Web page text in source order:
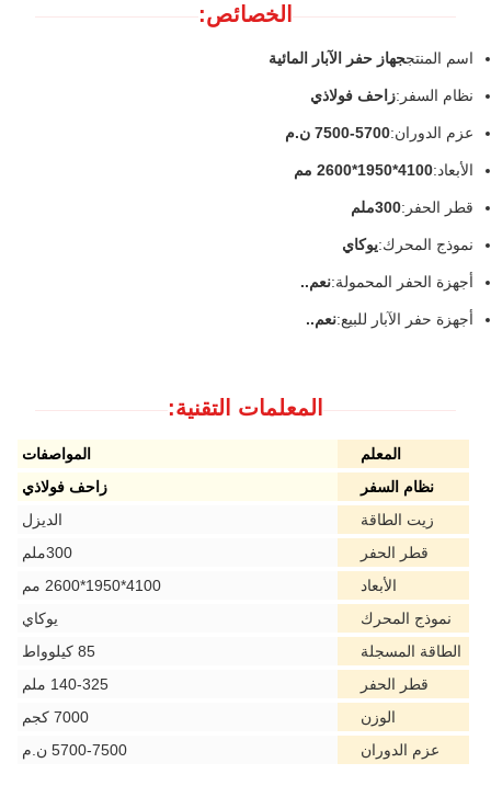
الخصائص:
اسم المنتججهاز حفر الآبار المائية
نظام السفر: زاحف فولاذي
عزم الدوران:5700-7500 ن.م
الأبعاد:4100*1950*2600 مم
قطر الحفر: 300ملم
نموذج المحرك:يوكاي
أجهزة الحفر المحمولة:نعم..
أجهزة حفر الآبار للبيع:نعم..
المعلمات التقنية:
المعلم
المواصفات
نظام السفر
زاحف فولاذي
زيت الطاقة
الديزل
قطر الحفر
300ملم
الأبعاد
4100*1950*2600 مم
نموذج المحرك
يوكاي
الطاقة المسجلة
85 كيلوواط
قطر الحفر
140-325 ملم
الوزن
7000 كجم
عزم الدوران
5700-7500 ن.م